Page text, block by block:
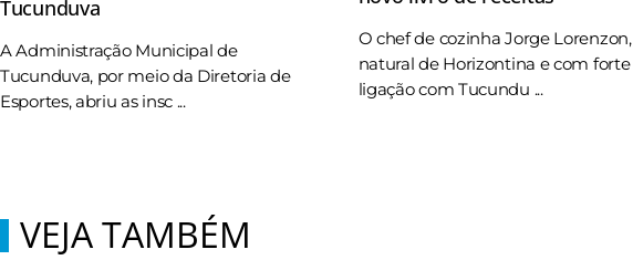
Tucunduva
A Administração Municipal de
Tucunduva, por meio da Diretoria de
Esportes, abriu as insc ...
O chef de cozinha Jorge Lorenzon,
natural de Horizontina e com forte
ligação com Tucundu ...
VEJA TAMBÉM